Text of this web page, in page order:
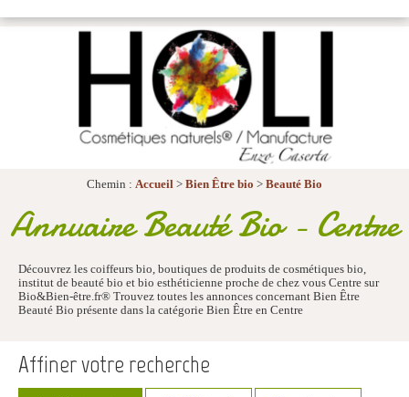
Chemin : Accueil > Bien Être bio > Beauté Bio
Annuaire Beauté Bio - Centre
Découvrez les coiffeurs bio, boutiques de produits de cosmétiques bio,
institut de beauté bio et bio esthéticienne proche de chez vous Centre sur
Bio&Bien-être.fr® Trouvez toutes les annonces concernant Bien Être
Beauté Bio présente dans la catégorie Bien Être en Centre
Affiner votre recherche